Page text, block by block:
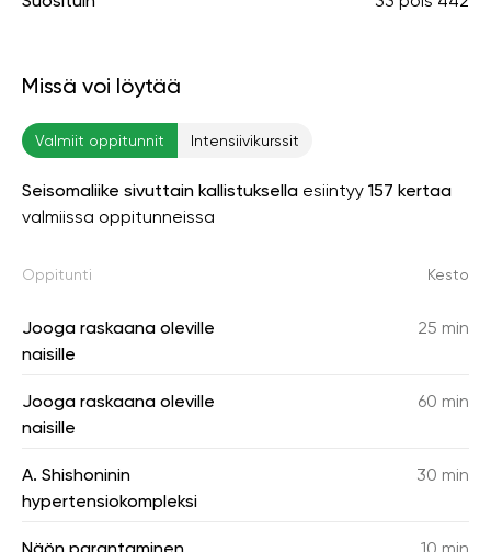
Missä voi löytää
Valmiit oppitunnit Intensiivikurssit
Seisomaliike sivuttain kallistuksella esiintyy 157 kertaa
valmiissa oppitunneissa
Oppitunti Kesto
Jooga raskaana oleville
naisille
25 min
Jooga raskaana oleville
naisille
60 min
A. Shishoninin
hypertensiokompleksi
30 min